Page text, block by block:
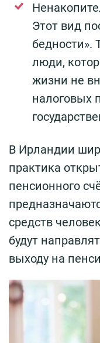
Этот вид
бедности».
люди,
жизни не
налоговых
В Ирландии
практика
пенсионного
средств
будут
выходу на